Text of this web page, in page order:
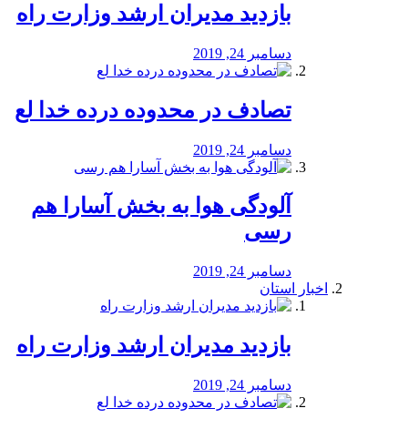
بازدید مدیران ارشد وزارت راه
دسامبر 24, 2019
تصادف در محدوده درده خدا لع
دسامبر 24, 2019
آلودگی هوا به بخش آسارا هم
رسی
دسامبر 24, 2019
اخبار استان
بازدید مدیران ارشد وزارت راه
دسامبر 24, 2019